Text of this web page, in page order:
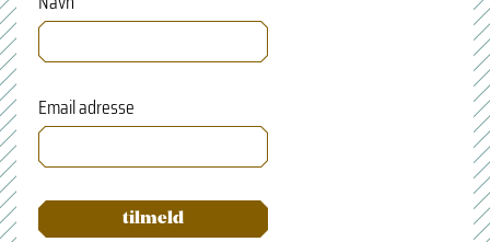
Email adresse